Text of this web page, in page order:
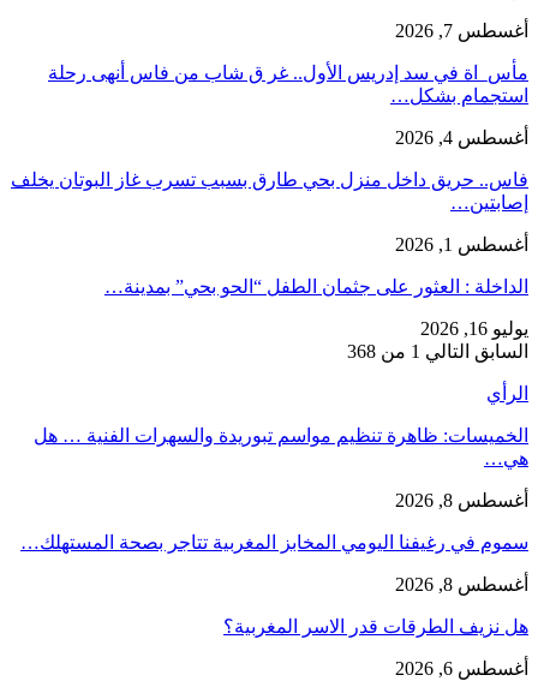
أغسطس 7, 2026
مأس_اة في سد إدريس الأول.. غر ق شاب من فاس أنهى رحلة
استجمام بشكل…
أغسطس 4, 2026
فاس.. حريق داخل منزل بحي طارق بسبب تسرب غاز البوتان يخلف
إصابتين…
أغسطس 1, 2026
​الداخلة : العثور على جثمان الطفل “الحو بحي” بمدينة…
يوليو 16, 2026
السابق التالي 1 من 368
الرأي
الخميسات: ظاهرة تنظيم مواسم تبوريدة والسهرات الفنية … هل
هي…
أغسطس 8, 2026
سموم في رغيفنا اليومي المخابز المغربية تتاجر بصحة المستهلك…
أغسطس 8, 2026
هل نزيف الطرقات قدر الاسر المغربية؟
أغسطس 6, 2026